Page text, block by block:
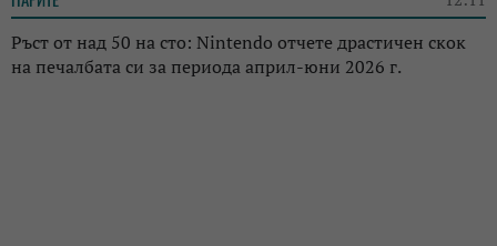
Ръст от над 50 на сто: Nintendo отчете драстичен скок
на печалбата си за периода април-юни 2026 г.